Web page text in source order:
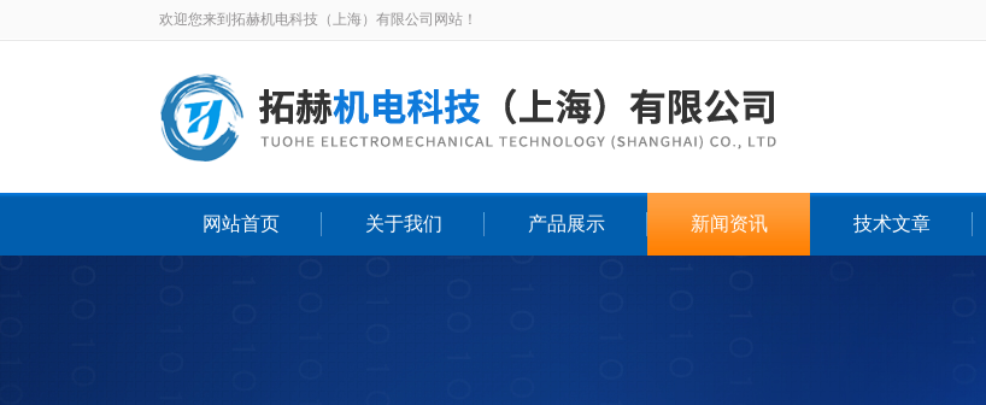
欢迎您来到拓赫机电科技（上海）有限公司网站！
网站首页 关于我们 产品展示 新闻资讯 技术文章